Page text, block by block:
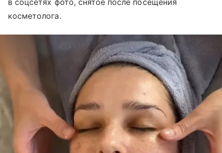
в соцсетях фото, снятое после посещения
косметолога.